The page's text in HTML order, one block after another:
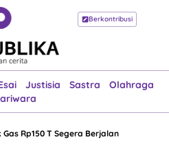
Berkontribusi
Justisia Sastra
Olahraga
Beranda
Esai
Justisia
Sastra
Olahraga
Pariwara
Rp150 T Segera Berjalan